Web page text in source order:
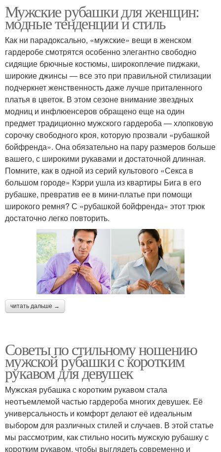
Мужские рубашки для женщин:
модные тенденции и стиль
Как ни парадоксально, «мужские» вещи в женском
гардеробе смотрятся особенно элегантно свободно
сидящие брючные костюмы, широкоплечие пиджаки,
широкие джинсы — все это при правильной стилизации
подчеркнет женственность даже лучше приталенного
платья в цветок. В этом сезоне внимание звездных
модниц и инфлюенсеров обращено еще на один
предмет традиционно мужского гардероба — хлопковую
сорочку свободного кроя, которую прозвали «рубашкой
бойфренда». Она обязательно на пару размеров больше
вашего, с широкими рукавами и достаточной длинная.
Помните, как в одной из серий культового «Секса в
большом городе» Кэрри ушла из квартиры Бига в его
рубашке, превратив ее в мини-платье при помощи
широкого ремня? С «рубашкой бойфренда» этот трюк
достаточно легко повторить.
читать дальше →
Советы по стильному ношению
мужской рубашки с коротким
рукавом для девушек
Мужская рубашка с коротким рукавом стала
неотъемлемой частью гардероба многих девушек. Её
универсальность и комфорт делают её идеальным
выбором для различных стилей и случаев. В этой статье
мы рассмотрим, как стильно носить мужскую рубашку с
коротким рукавом, чтобы выглядеть современно и